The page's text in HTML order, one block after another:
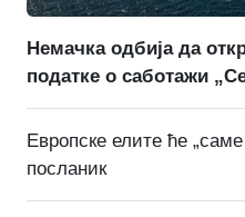
Немачка одбија да
податке о саботажи
Европске елите ће
посланик